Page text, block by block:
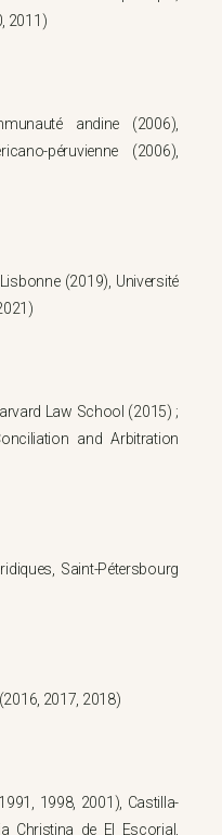
2011)
andine (2006),
péruvienne (2006),
(2019), Université
Law School (2015) ;
and Arbitration
Saint-Pétersbourg
2017, 2018)
1998, 2001), Castilla-
Christina de El Escorial,